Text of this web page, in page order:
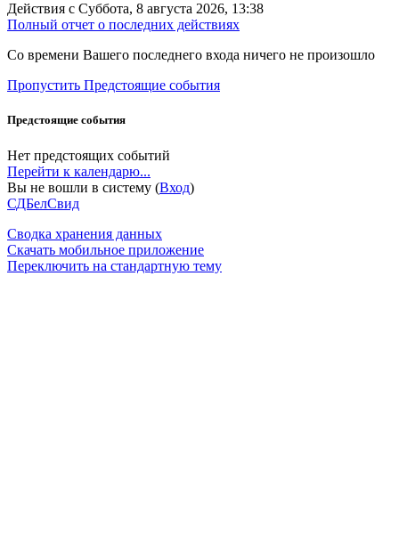
Действия с Суббота, 8 августа 2026, 13:38
Полный отчет о последних действиях
Со времени Вашего последнего входа ничего не произошло
Пропустить Предстоящие события
Предстоящие события
Нет предстоящих событий
Перейти к календарю...
Вы не вошли в систему (Вход)
СДБелСвид
Сводка хранения данных
Скачать мобильное приложение
Переключить на стандартную тему